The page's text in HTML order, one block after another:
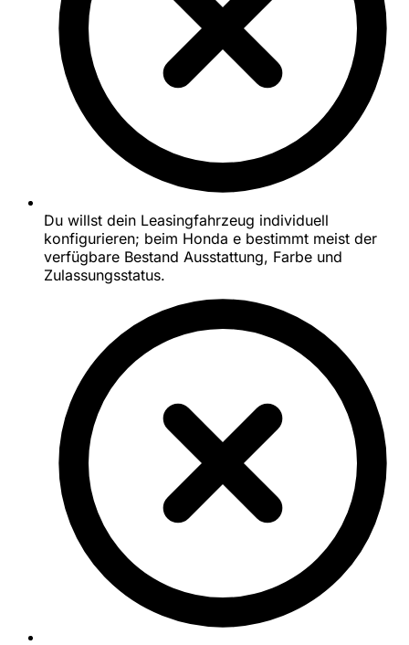
Du willst dein Leasingfahrzeug individuell
konfigurieren; beim Honda e bestimmt meist der
verfügbare Bestand Ausstattung, Farbe und
Zulassungsstatus.